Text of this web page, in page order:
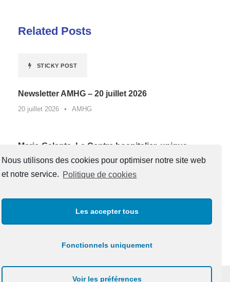
Nous utilisons des cookies pour optimiser notre site web
et notre service. Politique de cookies
Les accepter tous
Fonctionnels uniquement
Voir les préférences
Related Posts
STICKY POST
Newsletter AMHG – 20 juillet 2026
20 juillet 2026 • AMHG
Marie-Galante. Le Centre hospitalier, unique
lauréat de Guadeloupe d’un appel à projets
national contre la sédentarité au travail*
AMHG
« Un père, une boussole pour la vie »